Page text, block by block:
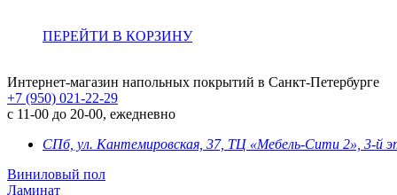
ПЕРЕЙТИ В КОРЗИНУ
Интернет-магазин напольных покрытий в Санкт-Петербурге
+7 (950) 021-22-29
с 11-00 до 20-00, ежедневно
СПб, ул. Кантемировская, 37, ТЦ «Мебель-Сити 2», 3-й
Виниловый пол
Ламинат